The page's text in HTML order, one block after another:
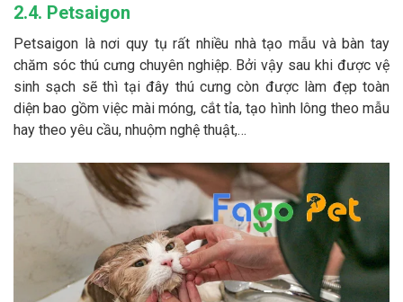
2.4. Petsaigon
Petsaigon là nơi quy tụ rất nhiều nhà tạo mẫu và bàn tay
chăm sóc thú cưng chuyên nghiệp. Bởi vậy sau khi được vệ
sinh sạch sẽ thì tại đây thú cưng còn được làm đẹp toàn
diện bao gồm việc mài móng, cắt tỉa, tạo hình lông theo mẫu
hay theo yêu cầu, nhuộm nghệ thuật,…